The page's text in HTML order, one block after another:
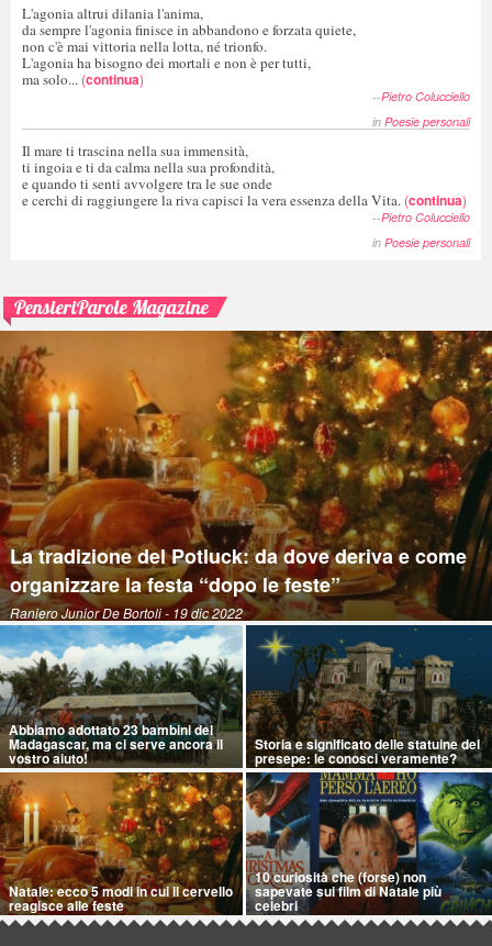
L'agonia altrui dilania l'anima,
da sempre l'agonia finisce in abbandono e forzata quiete,
non c'è mai vittoria nella lotta, né trionfo.
L'agonia ha bisogno dei mortali e non è per tutti,
ma solo... (continua)
--Pietro Colucciello
in Poesie personali
Il mare ti trascina nella sua immensità,
ti ingoia e ti da calma nella sua profondità,
e quando ti senti avvolgere tra le sue onde
e cerchi di raggiungere la riva capisci la vera essenza della Vita. (continua)
--Pietro Colucciello
in Poesie personali
PensieriParole Magazine
La tradizione del Potluck: da dove deriva e come
organizzare la festa “dopo le feste”
Raniero Junior De Bortoli- 19 dic 2022
Abbiamo adottato 23 bambini del
Madagascar, ma ci serve ancora il
vostro aiuto!
Storia e significato delle statuine del
presepe: le conosci veramente?
Natale: ecco 5 modi in cui il cervello
reagisce alle feste
10 curiosità che (forse) non
sapevate sui film di Natale più
celebri